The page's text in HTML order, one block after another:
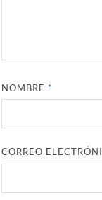
NOMBRE *
CORREO